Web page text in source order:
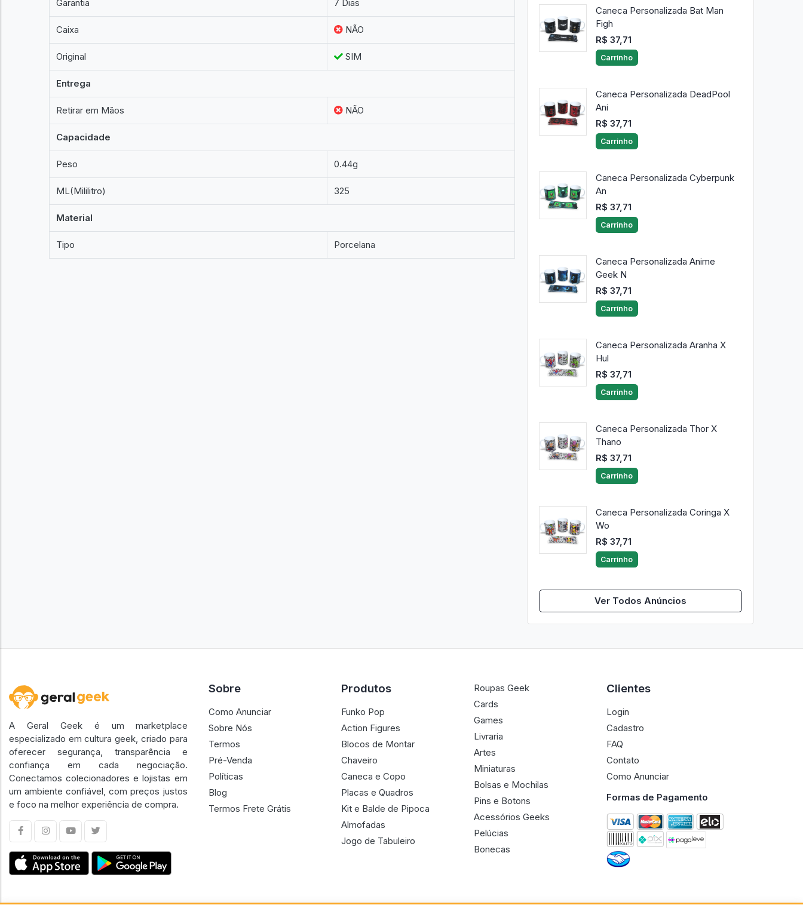
Garantia 7 Dias
Caixa NÃO
Original SIM
Entrega
Retirar em Mãos NÃO
Capacidade
Peso 0.44g
ML(Mililitro) 325
Material
Tipo Porcelana
Caneca Personalizada Bat Man
Figh
R$ 37,71
Carrinho
Caneca Personalizada DeadPool
Ani
R$ 37,71
Carrinho
Caneca Personalizada Cyberpunk
An
R$ 37,71
Carrinho
Caneca Personalizada Anime
Geek N
R$ 37,71
Carrinho
Caneca Personalizada Aranha X
Hul
R$ 37,71
Carrinho
Caneca Personalizada Thor X
Thano
R$ 37,71
Carrinho
Caneca Personalizada Coringa X
Wo
R$ 37,71
Carrinho
Ver Todos Anúncios
A Geral Geek é um marketplace
especializado em cultura geek, criado para
oferecer segurança, transparência e
confiança em cada negociação.
Conectamos colecionadores e lojistas em
um ambiente confiável, com preços justos
e foco na melhor experiência de compra.
Sobre
Como Anunciar
Sobre Nós
Termos
Pré-Venda
Políticas
Blog
Termos Frete Grátis
Produtos
Funko Pop
Action Figures
Blocos de Montar
Chaveiro
Caneca e Copo
Placas e Quadros
Kit e Balde de Pipoca
Almofadas
Jogo de Tabuleiro
Roupas Geek
Cards
Games
Livraria
Artes
Miniaturas
Bolsas e Mochilas
Pins e Botons
Acessórios Geeks
Pelúcias
Bonecas
Clientes
Login
Cadastro
FAQ
Contato
Como Anunciar
Formas de Pagamento